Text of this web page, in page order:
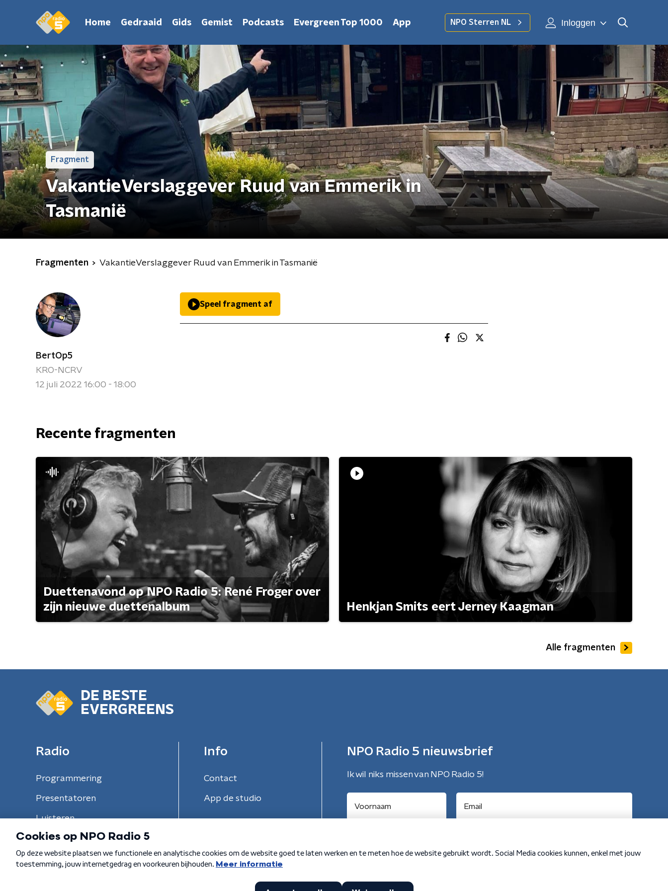
Home Gedraaid Gids Gemist Podcasts Evergreen Top 1000 App NPO Sterren NL Inloggen
Fragment
VakantieVerslaggever Ruud van Emmerik in
Tasmanië
Fragmenten VakantieVerslaggever Ruud van Emmerik in Tasmanië
BertOp5
KRO-NCRV
12 juli 2022 16:00 - 18:00
Speel fragment af
Recente fragmenten
Duettenavond op NPO Radio 5: René Froger over
zijn nieuwe duettenalbum
Henkjan Smits eert Jerney Kaagman
Alle fragmenten
DE BESTE
EVERGREENS
Radio
Programmering
Presentatoren
Luisteren
Info
Contact
App de studio
NPO Radio 5 nieuwsbrief
Ik wil niks missen van NPO Radio 5!
Algemene voorwaarden Privacybeleid